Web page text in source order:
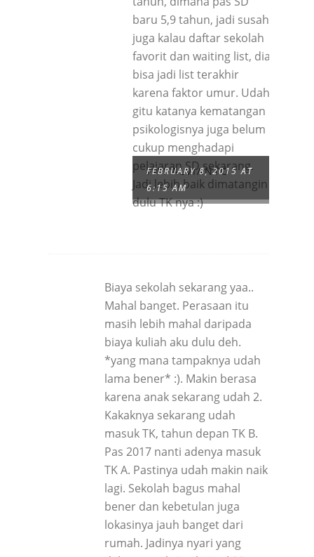
FIFI ALVIANTO
FEBRUARY 8, 2015 AT
6:15 AM
baru 5,9 tahun, jadi susah
juga kalau daftar sekolah
favorit dan waiting list, dia
bisa jadi list terakhir
karena faktor umur. Udah
gitu katanya kematangan
psikologisnya juga belum
cukup menghadapi
pelajaran SD sekarang.
Jadi lebih baik dimatangin
dulu TK nya :)
Biaya sekolah sekarang yaa..
Mahal banget. Perasaan itu
masih lebih mahal daripada
biaya kuliah aku dulu deh.
*yang mana tampaknya udah
lama bener* :). Makin berasa
karena anak sekarang udah 2.
Kakaknya sekarang udah
masuk TK, tahun depan TK B.
Pas 2017 nanti adenya masuk
TK A. Pastinya udah makin naik
lagi. Sekolah bagus mahal
bener dan kebetulan juga
lokasinya jauh banget dari
rumah. Jadinya nyari yang